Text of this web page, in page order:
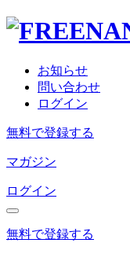
お知らせ
問い合わせ
ログイン
無料で登録する
マガジン
ログイン
無料で登録する